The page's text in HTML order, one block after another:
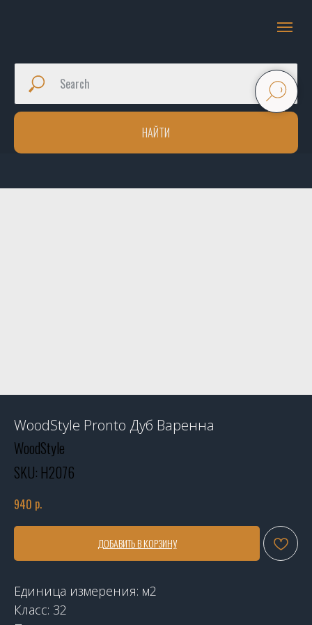
НАЙТИ
WoodStyle Pronto Дуб Варенна
WoodStyle
SKU: Н2076
940 р.
ДОБАВИТЬ В КОРЗИНУ
Единица измерения: м2
Класс: 32